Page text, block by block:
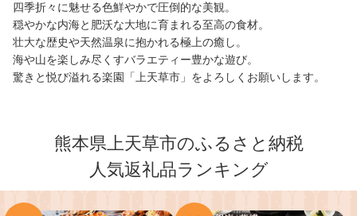
四季折々に魅せる色鮮やかで圧倒的な美観。
穏やかな内海と肥沃な大地に育まれる至高の食材。
壮大な歴史や天然温泉に抱かれる極上の癒し。
海や山を楽しみ尽くすバラエティー豊かな遊び。
驚きと悦び溢れる楽園「上天草市」をよろしくお願いします。
熊本県上天草市のふるさと納税
人気返礼品ランキング